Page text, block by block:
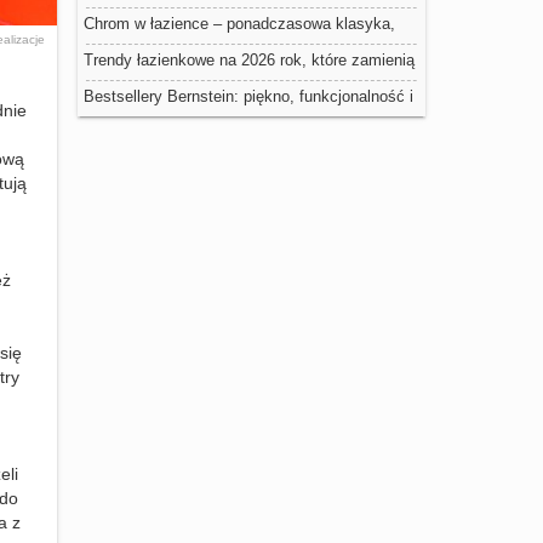
z
Chrom w łazience – ponadczasowa klasyka,
która nigdy nie wychodzi z mody
Trendy łazienkowe na 2026 rok, które zamienią
Twoją przestrzeń w domowe spa
Bestsellery Bernstein: piękno, funkcjonalność i
nowoczesność w łazience